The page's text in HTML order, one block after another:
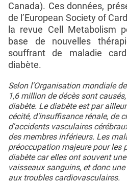
Canada). Ces données,
de l’European Society of
la revue Cell Metabolism
base de nouvelles
souffrant de maladie
diabète.
Selon l'Organisation mondiale
1,6 million de décès sont
diabète. Le diabète est par
cécité, d'insuffisance rénale, de
d'accidents vasculaires
des membres inférieurs. Les
préoccupation majeure pour les
diabète car elles ont souvent
vaisseaux sanguins, et donc
aux troubles cardiovasculaires.